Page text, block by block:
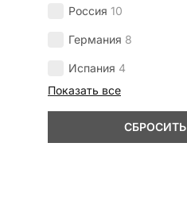
Россия 10
Германия 8
Испания 4
Показать все
СБРОСИТЬ